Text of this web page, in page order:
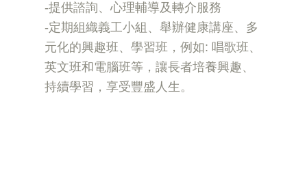
-提供諮詢、心理輔導及轉介服務
-定期組織義工小組、舉辦健康講座、多
元化的興趣班、學習班，例如: 唱歌班、
英文班和電腦班等，讓長者培養興趣、
持續學習，享受豐盛人生。